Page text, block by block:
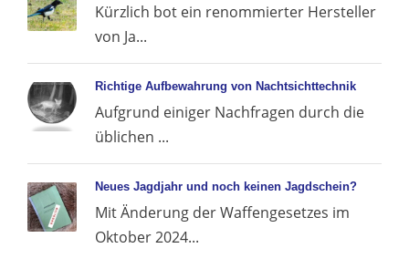
Kürzlich bot ein renommierter Hersteller
von Ja...
Richtige Aufbewahrung von Nachtsichttechnik
Aufgrund einiger Nachfragen durch die
üblichen ...
Neues Jagdjahr und noch keinen Jagdschein?
Mit Änderung der Waffengesetzes im
Oktober 2024...